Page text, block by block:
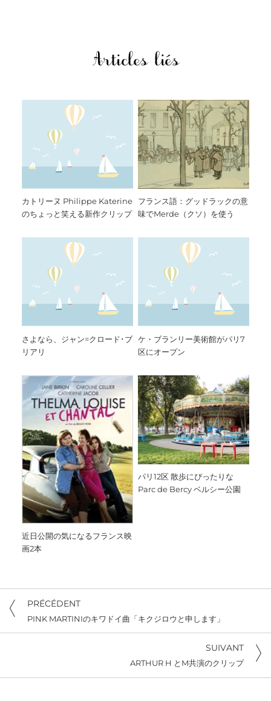
Articles liés
カトリーヌ Philippe Katerine
のちょっと笑える新作クリップ
フランス語：グッドラックの意
味でMerde（クソ）を使う
さよなら、ジャン=クロード･ブ
リアリ
ケ・ブランリー美術館がパリ7
区にオープン
近日公開の気になるフランス映
画2本
パリ12区 散歩にぴったりな
Parc de Bercy ベルシー公園
PRÉCÉDENT
PINK MARTINIのキワドイ曲「キクジロウと申します」
SUIVANT
ARTHUR H とM共演のクリップ